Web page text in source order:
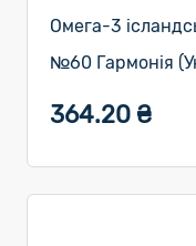
Омега-3
№60 Гармонія
364.20 ₴